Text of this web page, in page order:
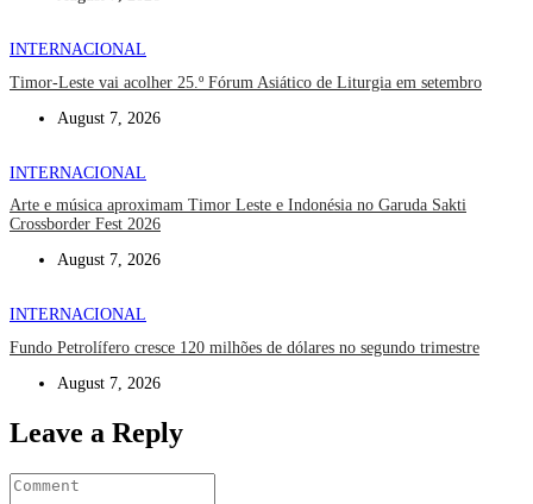
INTERNACIONAL
Timor-Leste vai acolher 25.º Fórum Asiático de Liturgia em setembro
August 7, 2026
INTERNACIONAL
Arte e música aproximam Timor Leste e Indonésia no Garuda Sakti
Crossborder Fest 2026
August 7, 2026
INTERNACIONAL
Fundo Petrolífero cresce 120 milhões de dólares no segundo trimestre
August 7, 2026
Leave a Reply